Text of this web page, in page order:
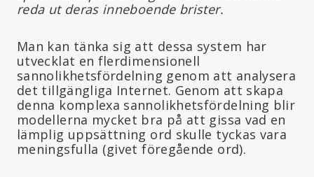
reda ut deras inneboende brister.
Man kan tänka sig att dessa system har
utvecklat en flerdimensionell
sannolikhetsfördelning genom att analysera
det tillgängliga Internet. Genom att skapa
denna komplexa sannolikhetsfördelning blir
modellerna mycket bra på att gissa vad en
lämplig uppsättning ord skulle tyckas vara
meningsfulla (givet föregående ord).